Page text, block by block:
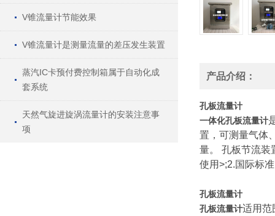
V锥流量计节能效果
V锥流量计是测量流量的差压发生装置
蒸汽IC卡预付费控制箱属于自动化成
套系统
天然气旋进旋涡流量计的安装注意事
项
产品介绍：
孔板流量计
一体化孔板流量计
置，可测量气体
量。 孔板节流装
使用>;2.国际标
孔板流量计
孔板流量计适用范